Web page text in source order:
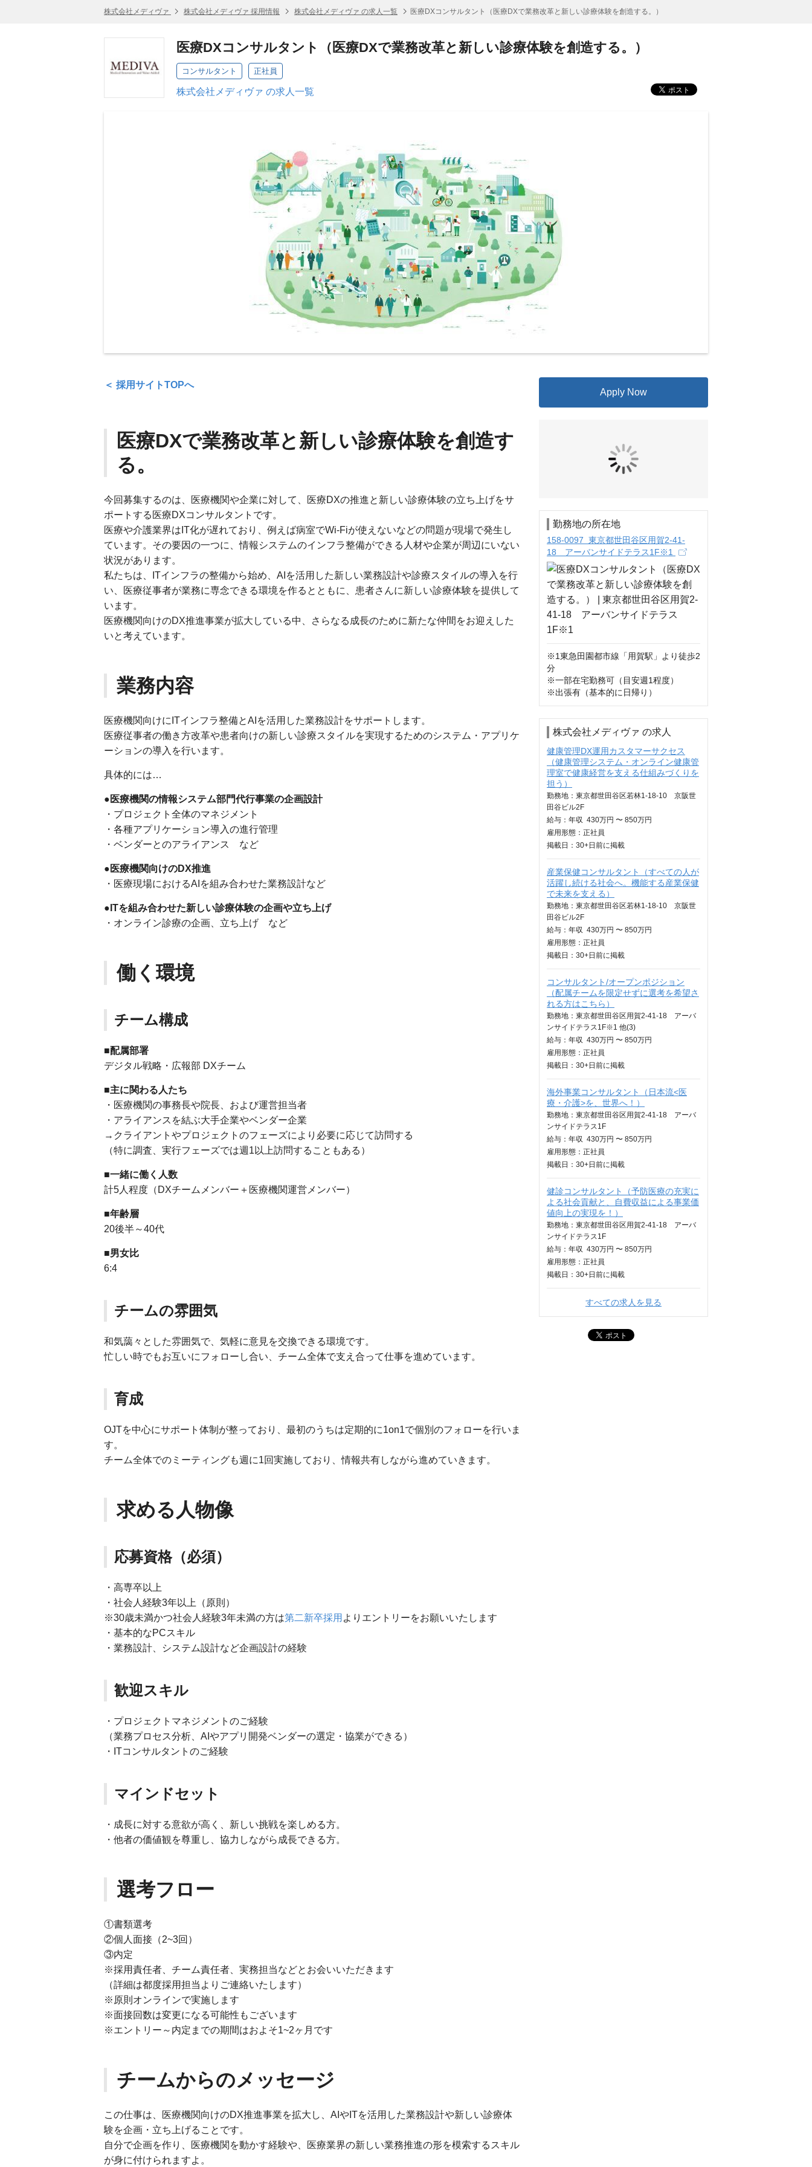
株式会社メディヴァ 株式会社メディヴァ 採用情報 株式会社メディヴァ の求人一覧 医療DXコンサルタント（医療DXで業務改革と新しい診療体験を創造する。）
医療DXコンサルタント（医療DXで業務改革と新しい診療体験を創造する。）
コンサルタント 正社員
株式会社メディヴァ の求人一覧
＜ 採用サイトTOPへ
医療DXで業務改革と新しい診療体験を創造す
る。
今回募集するのは、医療機関や企業に対して、医療DXの推進と新しい診療体験の立ち上げをサ
ポートする医療DXコンサルタントです。
医療や介護業界はIT化が遅れており、例えば病室でWi-Fiが使えないなどの問題が現場で発生し
ています。その要因の一つに、情報システムのインフラ整備ができる人材や企業が周辺にいない
状況があります。
私たちは、ITインフラの整備から始め、AIを活用した新しい業務設計や診療スタイルの導入を行
い、医療従事者が業務に専念できる環境を作るとともに、患者さんに新しい診療体験を提供して
います。
医療機関向けのDX推進事業が拡大している中、さらなる成長のために新たな仲間をお迎えした
いと考えています。
業務内容
医療機関向けにITインフラ整備とAIを活用した業務設計をサポートします。
医療従事者の働き方改革や患者向けの新しい診療スタイルを実現するためのシステム・アプリケ
ーションの導入を行います。
具体的には…
●医療機関の情報システム部門代行事業の企画設計
・プロジェクト全体のマネジメント
・各種アプリケーション導入の進行管理
・ベンダーとのアライアンス など
●医療機関向けのDX推進
・医療現場におけるAIを組み合わせた業務設計など
●ITを組み合わせた新しい診療体験の企画や立ち上げ
・オンライン診療の企画、立ち上げ など
働く環境
チーム構成
■配属部署
デジタル戦略・広報部 DXチーム
■主に関わる人たち
・医療機関の事務長や院長、および運営担当者
・アライアンスを結ぶ大手企業やベンダー企業
→クライアントやプロジェクトのフェーズにより必要に応じて訪問する
（特に調査、実行フェーズでは週1以上訪問することもある）
■一緒に働く人数
計5人程度（DXチームメンバー＋医療機関運営メンバー）
■年齢層
20後半～40代
■男女比
6:4
チームの雰囲気
和気藹々とした雰囲気で、気軽に意見を交換できる環境です。
忙しい時でもお互いにフォローし合い、チーム全体で支え合って仕事を進めています。
育成
OJTを中心にサポート体制が整っており、最初のうちは定期的に1on1で個別のフォローを行いま
す。
チーム全体でのミーティングも週に1回実施しており、情報共有しながら進めていきます。
求める人物像
応募資格（必須）
・高専卒以上
・社会人経験3年以上（原則）
※30歳未満かつ社会人経験3年未満の方は第二新卒採用 よりエントリーをお願いいたします
・基本的なPCスキル
・業務設計、システム設計など企画設計の経験
歓迎スキル
・プロジェクトマネジメントのご経験
（業務プロセス分析、AIやアプリ開発ベンダーの選定・協業ができる）
・ITコンサルタントのご経験
マインドセット
・成長に対する意欲が高く、新しい挑戦を楽しめる方。
・他者の価値観を尊重し、協力しながら成長できる方。
選考フロー
①書類選考
②個人面接（2~3回）
③内定
※採用責任者、チーム責任者、実務担当などとお会いいただきます
（詳細は都度採用担当よりご連絡いたします）
※原則オンラインで実施します
※面接回数は変更になる可能性もございます
※エントリー～内定までの期間はおよそ1~2ヶ月です
チームからのメッセージ
この仕事は、医療機関向けのDX推進事業を拡大し、AIやITを活用した業務設計や新しい診療体
験を企画・立ち上げることです。
自分で企画を作り、医療機関を動かす経験や、医療業界の新しい業務推進の形を模索するスキル
が身に付けられますよ。
Apply Now
勤務地の所在地
158-0097 東京都世田谷区用賀2-41-
18 アーバンサイドテラス1F※1
※1東急⽥園都市線「⽤賀駅」より徒歩2
分
※一部在宅勤務可（目安週1程度）
※出張有（基本的に日帰り）
株式会社メディヴァ の求人
健康管理DX運用カスタマーサクセス
（健康管理システム・オンライン健康管
理室で健康経営を支える仕組みづくりを
担う）
勤務地：東京都世田谷区若林1-18-10 京阪世
田谷ビル2F
給与： 年収 430万円 〜 850万円
雇用形態：正社員
掲載日： 30+日 前に掲載
産業保健コンサルタント（すべての人が
活躍し続ける社会へ。機能する産業保健
で未来を支える）
勤務地：東京都世田谷区若林1-18-10 京阪世
田谷ビル2F
給与： 年収 430万円 〜 850万円
雇用形態：正社員
掲載日： 30+日 前に掲載
コンサルタント/オープンポジション
（配属チームを限定せずに選考を希望さ
れる方はこちら）
勤務地：東京都世田谷区用賀2-41-18 アーバ
ンサイドテラス1F※1 他(3)
給与： 年収 430万円 〜 850万円
雇用形態：正社員
掲載日： 30+日 前に掲載
海外事業コンサルタント（日本流<医
療・介護>を、世界へ！）
勤務地：東京都世田谷区用賀2-41-18 アーバ
ンサイドテラス1F
給与： 年収 430万円 〜 850万円
雇用形態：正社員
掲載日： 30+日 前に掲載
健診コンサルタント（予防医療の充実に
よる社会貢献と、自費収益による事業価
値向上の実現を！）
勤務地：東京都世田谷区用賀2-41-18 アーバ
ンサイドテラス1F
給与： 年収 430万円 〜 850万円
雇用形態：正社員
掲載日： 30+日 前に掲載
すべての求人を見る